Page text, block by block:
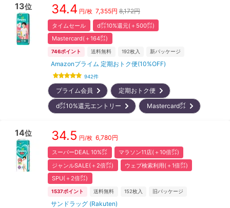
13位 34.4 円/枚 7,355円 8,172円
タイムセール
d㌽10%還元(＋500㌽)
Mastercard(＋164㌽)
746ポイント 送料無料 192枚入 新パッケージ
Amazonプライム 定期おトク便(10%OFF)
942件
プライム会員
定期おトク便
d㌽10%還元エントリー
Mastercard㌽
14位 34.5 円/枚 6,780円
スーパーDEAL 10%㌽
マラソン11店(＋10倍㌽)
ジャンルSALE(＋2倍㌽)
ウェブ検索利用(＋1倍㌽)
SPU(＋2倍㌽)
1537ポイント 送料無料 152枚入 旧パッケージ
サンドラッグ (Rakuten)